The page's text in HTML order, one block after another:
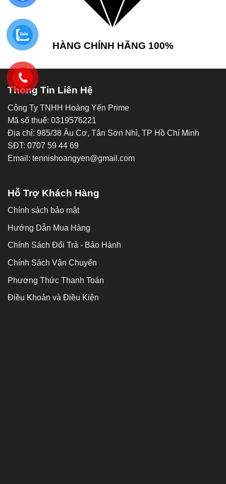
HÀNG CHÍNH HÃNG 100%
Thông Tin Liên Hệ
Công Ty TNHH Hoàng Yến Prime
Mã số thuế: 0319576221
Địa chỉ: 985/38 Âu Cơ, Tân Sơn Nhì, TP Hồ Chí Minh
SĐT: 0707 59 44 69
Email: tennishoangyen@gmail.com
Hỗ Trợ Khách Hàng
Chính sách bảo mật
Hướng Dẫn Mua Hàng
Chính Sách Đổi Trả - Bảo Hành
Chính Sách Vận Chuyển
Phương Thức Thanh Toán
Điều Khoản và Điều Kiện